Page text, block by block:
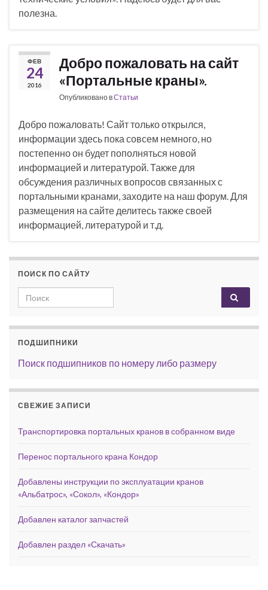
полезна.
ФЕВ
24
2016
Добро пожаловать на сайт
«Портальные краны».
Опубликовано вСтатьи
Добро пожаловать! Сайт только открылся,
информации здесь пока совсем немного, но
постепенно он будет пополняться новой
информацией и литературой. Также для
обсуждения различных вопросов связанных с
портальными кранами, заходите на наш форум. Для
размещения на сайте делитесь также своей
информацией, литературой и т.д.
ПОИСК ПО САЙТУ
Search for:
ПОДШИПНИКИ
Поиск подшипников по номеру либо размеру
СВЕЖИЕ ЗАПИСИ
Транспортировка портальных кранов в собранном виде
Перенос портального крана Кондор
Добавлены инструкции по эксплуатации кранов
«Альбатрос», «Сокол», «Кондор»
Добавлен каталог запчастей
Добавлен раздел «Скачать»